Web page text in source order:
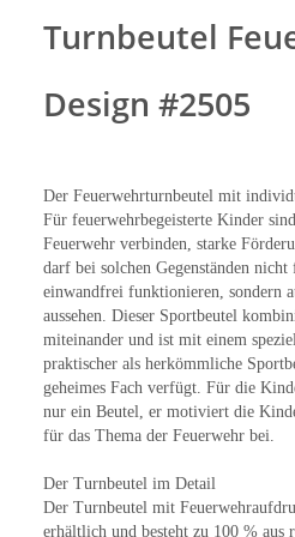
Turnbeutel
Design #2505
Der Feuerwehrturnbeutel mit
Für feuerwehrbegeisterte Kinder
Feuerwehr verbinden, starke
darf bei solchen Gegenständen
einwandfrei funktionieren, sondern
aussehen. Dieser Sportbeutel
miteinander und ist mit einem
praktischer als herkömmliche
geheimes Fach verfügt. Für die
nur ein Beutel, er motiviert die
für das Thema der Feuerwehr bei.
Der Turnbeutel im Detail
Der Turnbeutel mit
erhältlich und besteht zu 100 % aus